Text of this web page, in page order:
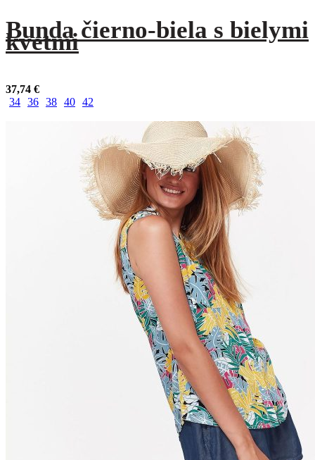
Bunda čierno-biela s bielymi
kvetmi
37,74 €
34 36 38 40 42